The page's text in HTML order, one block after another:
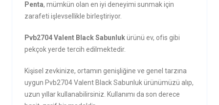
Penta, mümkün olan en iyi deneyimi sunmak için
zarafeti işlevsellikle birleştiriyor.
Pvb2704 Valent Black Sabunlukürünü ev, ofis gibi
pekçok yerde tercih edilmektedir.
Kişisel zevkinize, ortamın genişliğine ve genel tarzına
uygun Pvb2704 Valent Black Sabunluk ürünümüzü alıp,
uzun yıllar kullanabilirsiniz. Kullanımı da son derece